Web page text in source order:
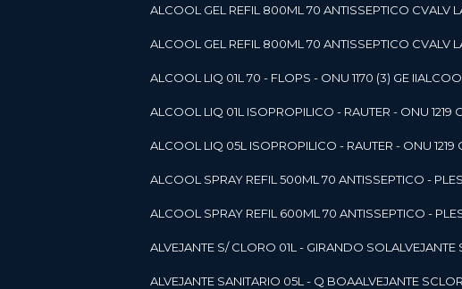
ALCOOL GEL REFIL 800ML 70 ANTISSEPTICO CVALV
ALCOOL GEL REFIL 800ML 70 ANTISSEPTICO CVALV
ALCOOL LIQ 01L 70 - FLOPS - ONU 1170 (3) GE II
ALCOOL LIQ 01L ISOPROPILICO - RAUTER - ONU 1219
ALCOOL LIQ 05L ISOPROPILICO - RAUTER - ONU 1219
ALCOOL SPRAY REFIL 500ML 70 ANTISSEPTICO -
ALCOOL SPRAY REFIL 600ML 70 ANTISSEPTICO -
ALVEJANTE S/ CLORO 01L - GIRANDO SOL
ALVEJANTE SANITARIO 05L - Q BOA ALVEJANTE